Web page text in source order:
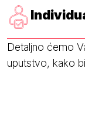
Detaljno ćemo
uputstvo, kako